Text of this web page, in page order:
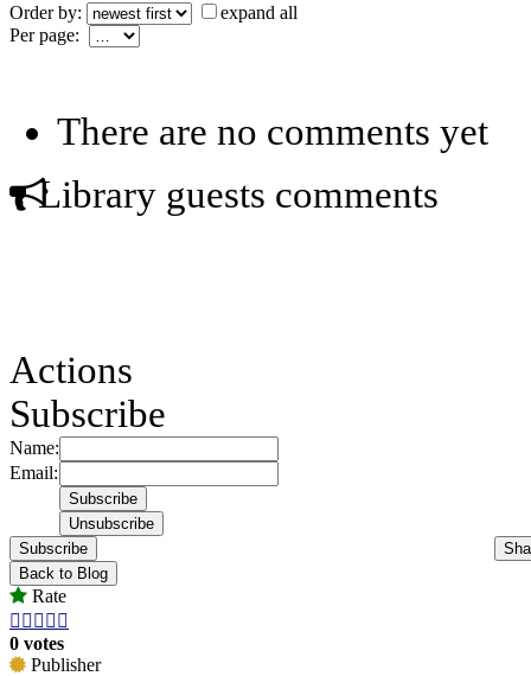
Order by:
expand all
Per page:
There are no comments yet
Library guests comments
Actions
Subscribe
Name:
Email:
Subscribe
Back to Blog
Rate
    
0 votes
Publisher